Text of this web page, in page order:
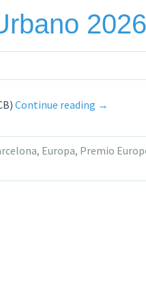
2026
Continue reading «Abierta
del
→
, Europa, Premio